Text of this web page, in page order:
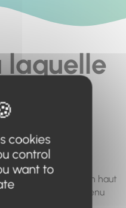
laquelle
à
plus.
de recherche en haut
pour trouver le contenu
cookies
control
want to